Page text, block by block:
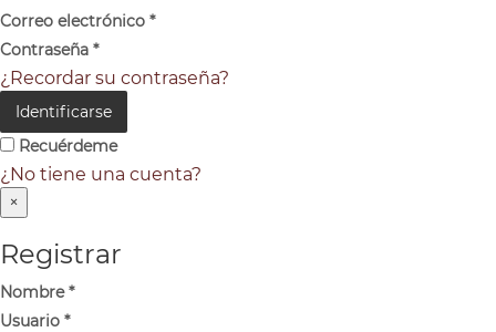
Correo electrónico *
Contraseña *
¿Recordar su contraseña?
Identificarse
Recuérdeme
¿No tiene una cuenta?
×
Registrar
Nombre*
Usuario *